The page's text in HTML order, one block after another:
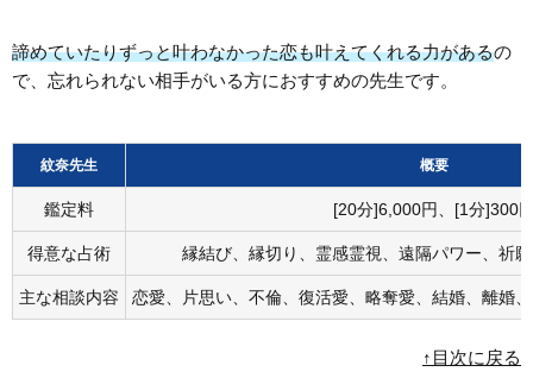
諦めていたりずっと叶わなかった恋も叶えてくれる力があるの
で、忘れられない相手がいる方におすすめの先生です。
紋奈先生 概要
鑑定料 [20分]6,000円、[1分]300
得意な占術 縁結び、縁切り、霊感霊視、遠隔パワー、祈
主な相談内容 恋愛、片思い、不倫、復活愛、略奪愛、結婚、離婚
↑目次に戻る